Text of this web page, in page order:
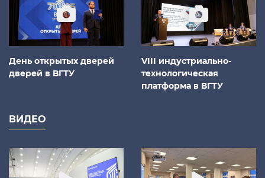
День открытых дверей
дверей в ВГТУ
VIII индустриально-
технологическая
платформа в ВГТУ
ВИДЕО